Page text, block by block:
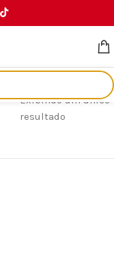
Exibindo um único
resultado